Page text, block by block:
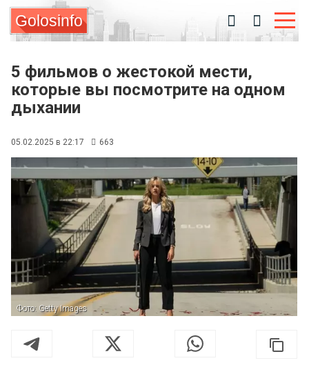
Golosinfo
5 фильмов о жестокой мести,
которые вы посмотрите на одном
дыхании
05.02.2025 в 22:17 663
Фото: Getty Images